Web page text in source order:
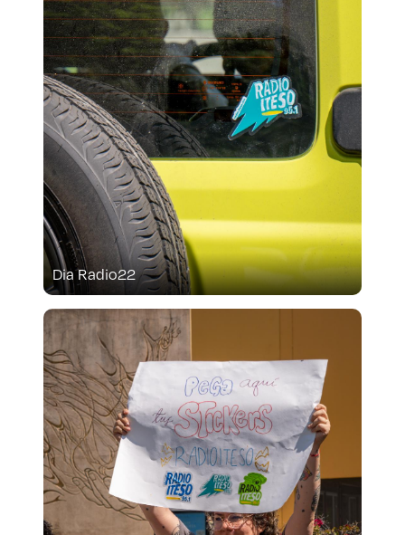
Prepa ITESO
Becas
Sustentabilidad
Dia Radio22